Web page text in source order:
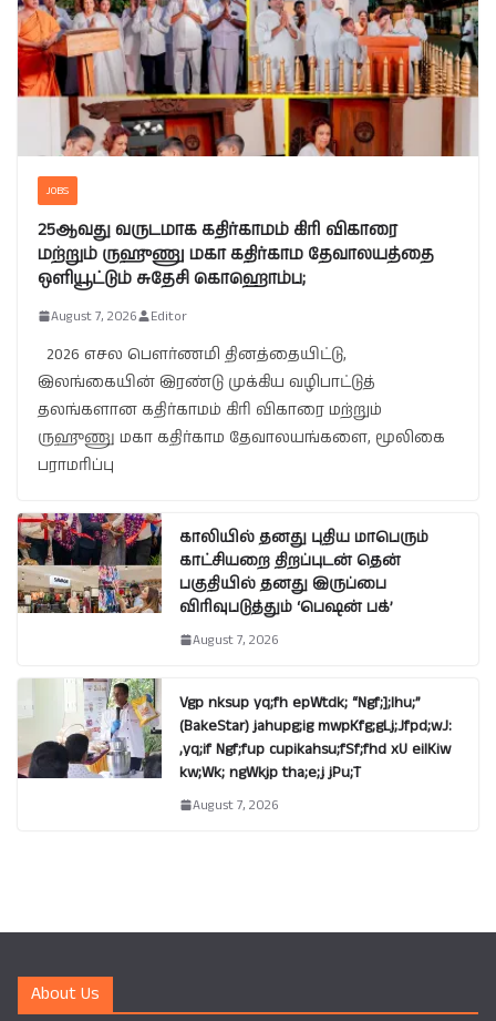
JOBS
25ஆவது வருடமாக கதிர்காமம் கிரி விகாரை
மற்றும் ருஹுணு மகா கதிர்காம தேவாலயத்தை
ஒளியூட்டும் சுதேசி கொஹொம்ப;
August 7, 2026 Editor
2026 எசல பௌர்ணமி தினத்தையிட்டு,
இலங்கையின் இரண்டு முக்கிய வழிபாட்டுத்
தலங்களான கதிர்காமம் கிரி விகாரை மற்றும்
ருஹுணு மகா கதிர்காம தேவாலயங்களை, மூலிகை
பராமரிப்பு
காலியில் தனது புதிய மாபெரும்
காட்சியறை திறப்புடன் தென்
பகுதியில் தனது இருப்பை
விரிவுபடுத்தும் ‘பெஷன் பக்’
August 7, 2026
Vgp nksup yq;fh epWtdk; “Ngf;];lhu;”
(BakeStar) jahupg;ig mwpKfg;gLj;Jfpd;wJ:
,yq;if Ngf;fup cupikahsu;fSf;fhd xU eilKiw
kw;Wk; ngWkjp tha;e;j jPu;T
August 7, 2026
About Us